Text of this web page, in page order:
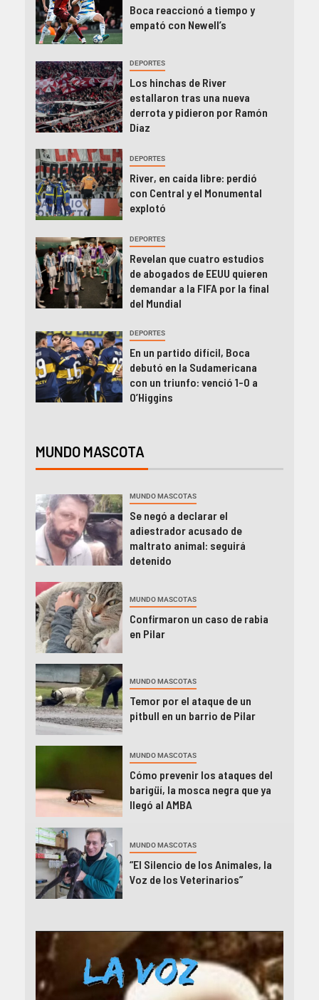
Boca reaccionó a tiempo y
empató con Newell’s
DEPORTES
Los hinchas de River
estallaron tras una nueva
derrota y pidieron por Ramón
Díaz
DEPORTES
River, en caída libre: perdió
con Central y el Monumental
explotó
DEPORTES
Revelan que cuatro estudios
de abogados de EEUU quieren
demandar a la FIFA por la final
del Mundial
DEPORTES
En un partido difícil, Boca
debutó en la Sudamericana
con un triunfo: venció 1-0 a
O’Higgins
MUNDO MASCOTA
MUNDO MASCOTAS
Se negó a declarar el
adiestrador acusado de
maltrato animal: seguirá
detenido
MUNDO MASCOTAS
Confirmaron un caso de rabia
en Pilar
MUNDO MASCOTAS
Temor por el ataque de un
pitbull en un barrio de Pilar
MUNDO MASCOTAS
Cómo prevenir los ataques del
barigüí, la mosca negra que ya
llegó al AMBA
MUNDO MASCOTAS
“El Silencio de los Animales, la
Voz de los Veterinarios”